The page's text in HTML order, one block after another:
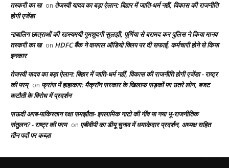
तस्करी का ख on तेजस्वी यादव का बड़ा ऐलान: बिहार में जाति-धर्म नहीं, विकास की राजनीति
होगी एजेंडा
नाबालिग छात्राओं की रहस्यमयी गुमशुदगी सुलझी, पूर्णिया से बरामद कर पुलिस ने किया मानव
तस्करी का ख on HDFC बैंक ने वायरल ऑडियो क्लिप पर दी सफाई, कर्मचारी होने से किया
इनकार
तेजस्वी यादव का बड़ा ऐलान: बिहार में जाति-धर्म नहीं, विकास की राजनीति होगी एजेंडा - राष्ट्र
की परम् on फ्रांस में हाहाकार: मैक्रॉन सरकार के खिलाफ सड़कों पर उतरे लोग, बजट
कटौती के विरोध में प्रदर्शन
सऊदी अरब-पाकिस्तान रक्षा समझौता- इस्लामिक नाटो की नींव या नया भू-राजनीतिक
संतुलन? - राष्ट्र की परम on एबीवीपी का डीयू चुनाव में धमाकेदार प्रदर्शन, अध्यक्ष सहित
तीन पदों पर कब्ज़ा